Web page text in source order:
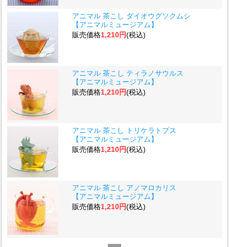
アニマル 茶こし ダイオウグソクムシ
【アニマルミュージアム】
販売価格1,210円(税込)
アニマル 茶こし ティラノサウルス
【アニマルミュージアム】
販売価格1,210円(税込)
アニマル 茶こし トリケラトプス
【アニマルミュージアム】
販売価格1,210円(税込)
アニマル 茶こし アノマロカリス
【アニマルミュージアム】
販売価格1,210円(税込)